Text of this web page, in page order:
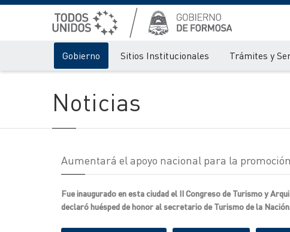
Gobierno Sitios Institucionales Trámites y
Noticias
Aumentará el apoyo nacional para la
Fue inaugurado en esta ciudad el II Congreso de Turismo y
declaró huésped de honor al secretario de Turismo de la